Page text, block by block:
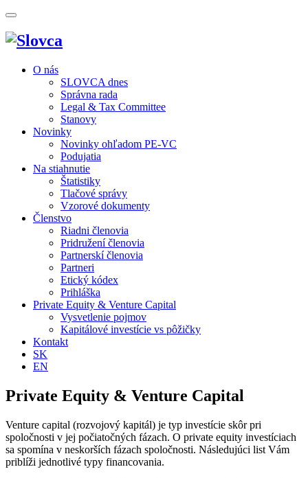
O nás
SLOVCA dnes
Správna rada
Legal & Tax Committee
Stanovy
Novinky
Novinky ohľadom PE-VC
Podujatia
Na stiahnutie
Štatistiky
Tlačové správy
Vzorové dokumenty
Členstvo
Riadni členovia
Pridružení členovia
Partnerskí členovia
Partneri
Etický kódex
Prihláška
Private Equity & Venture Capital
Vysvetlenie pojmov
Kapitálové investície vs pôžičky
Kontakt
SK
EN
Private Equity & Venture Capital
Venture capital (rozvojový kapitál) je typ investície skôr pri
spoločnosti v jej počiatočných fázach. O private equity investíciach
sa spomína v neskorších fázach spoločnosti. Následujúci list Vám
priblíži jednotlivé typy financovania.